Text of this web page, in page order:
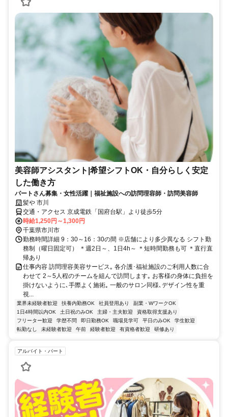
美容師アシスタント|希望シフトOK・自分らしく安定
した働き方
パートさん募集・女性活躍｜福祉施設への訪問理容師・訪問美容師
髪や 市川
交通・アクセス 京成電鉄「国府台駅」より徒歩5分
時給1,250円～1,300円
千葉県市川市
勤務時間詳細 9：30～16：30の間 ※店舗により多少異なる シフト勤
務制（曜日固定可） ＊週2日～、1日4h～ ＊短時間勤務も可 ＊直行直
帰あり
仕事内容 訪問理容美容サービス｡ 各介護･福祉施設のご利用人数に合
わせて 2～5人程のチームを組んで訪問します｡ お客様の身体に負担を
掛けないように､手際よく施術｡ 一般のサロン同様､デザイン性を重
視...
業界未経験者歓迎 扶養内勤務OK 社員登用あり
副業・WワークOK
1日4時間以内OK
土日祝のみOK 主婦・主夫歓迎
資格取得支援あり
フリーター歓迎
学歴不問 即日勤務OK 職場見学可 平日のみOK
学生歓迎
転勤なし
未経験者歓迎 午前 経験者歓迎 有資格者歓迎 研修あり
アルバイト・パート